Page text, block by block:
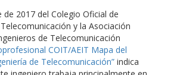
de 2017 del Colegio Oficial de
y la Asociación
de Telecomunicación
COIT/AEIT Mapa del
de Telecomunicación” indica